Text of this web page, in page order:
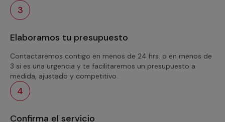
3
Elaboramos tu presupuesto
Contactaremos contigo en menos de 24 hrs. o en menos de
3 si es una urgencia y te facilitaremos un presupuesto a
medida, ajustado y competitivo.
4
Confirma el servicio